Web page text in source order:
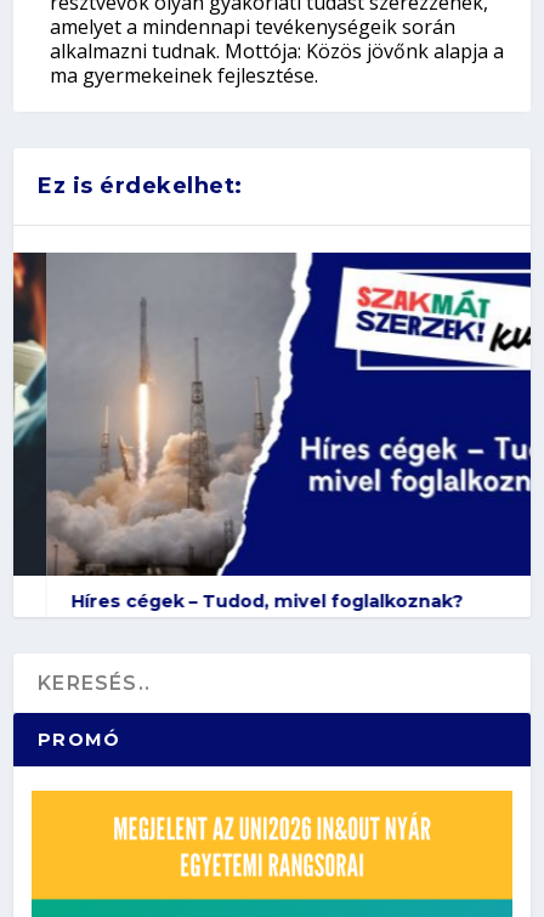
amelyet a mindennapi tevékenységeik során
alkalmazni tudnak. Mottója: Közös jövőnk alapja a
ma gyermekeinek fejlesztése.
Ez is érdekelhet:
Híres cégek – Tudod, mivel foglalkoznak?
PROMÓ